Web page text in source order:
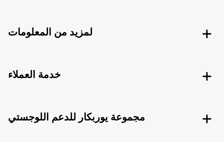
لمزيد من المعلومات
خدمة العملاء
مجموعة يوربكار للدعم اللوجستي